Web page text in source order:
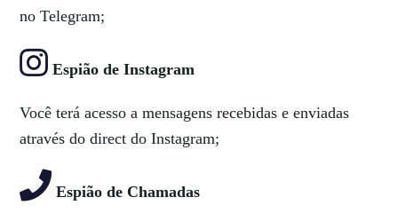
no Telegram;
Espião de Instagram
Você terá acesso a mensagens recebidas e enviadas
através do direct do Instagram;
Espião de Chamadas